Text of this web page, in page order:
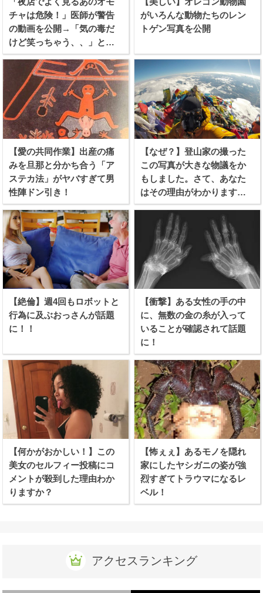
チャは危険！」医師が警告
の動画を公開→「気の毒だ
けど笑っちゃう、、」と話
題に！
がいろんな動物たちのレン
トゲン写真を公開
【愛の共同作業】出産の痛
みを旦那と分かち合う「ア
ステカ法」がヤバすぎて男
性陣ドン引き！
【なぜ？】登山家の撮った
この写真が大きな物議をか
もしました。さて、あなた
はその理由がわかります
か？
【絶倫】週4回もロボットと
行為に及ぶおっさんが話題
に！！
【衝撃】ある女性の手の中
に、無数の金の糸が入って
いることが確認されて話題
に！
【何かがおかしい！】この
美女のセルフィー投稿にコ
メントが殺到した理由わか
りますか？
【怖ぇぇ】あるモノを隠れ
家にしたヤシガニの姿が強
烈すぎてトラウマになるレ
ベル！
アクセスランキング